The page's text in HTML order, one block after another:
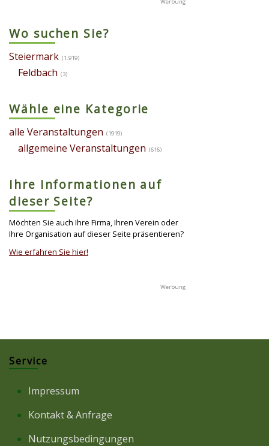
Wo suchen Sie?
Steiermark (1.919)
Feldbach (3)
Wähle eine Kategorie
alle Veranstaltungen (1919)
allgemeine Veranstaltungen (616)
Ihre Informationen auf
dieser Seite?
Möchten Sie auch Ihre Firma, Ihren Verein oder
Ihre Organisation auf dieser Seite präsentieren?
Wie erfahren Sie hier!
Service
Impressum
Kontakt & Anfrage
Nutzungsbedingungen